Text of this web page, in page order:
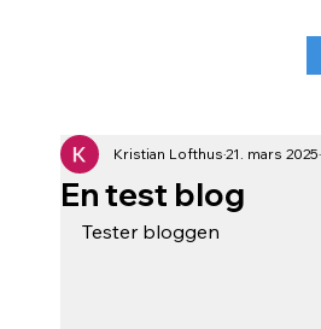
En test blog
Kristian Lofthus 21. mars 2025
Tester bloggen